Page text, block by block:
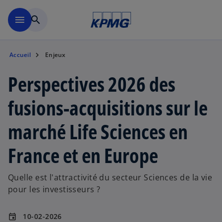
menu search
Accueil Enjeux
Perspectives 2026 des
fusions-acquisitions sur le
marché Life Sciences en
France et en Europe
Quelle est l'attractivité du secteur Sciences de la vie
pour les investisseurs ?
event 10-02-2026